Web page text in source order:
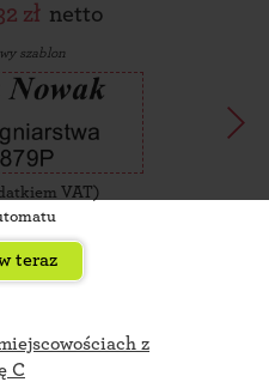
zł netto
szablon
VAT)
teraz
z
C